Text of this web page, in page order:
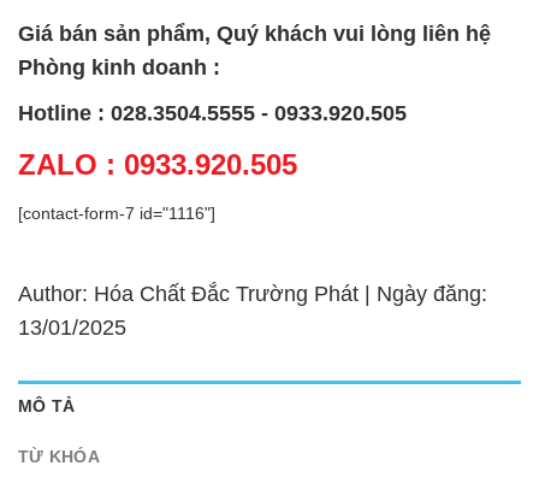
Giá bán sản phẩm, Quý khách vui lòng liên hệ
Phòng kinh doanh :
Hotline : 028.3504.5555 - 0933.920.505
ZALO : 0933.920.505
[contact-form-7 id="1116"]
Author: Hóa Chất Đắc Trường Phát | Ngày đăng:
13/01/2025
MÔ TẢ
TỪ KHÓA